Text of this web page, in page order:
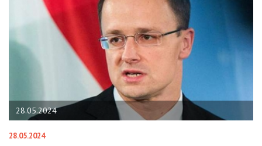
28.05.2024
28.05.2024